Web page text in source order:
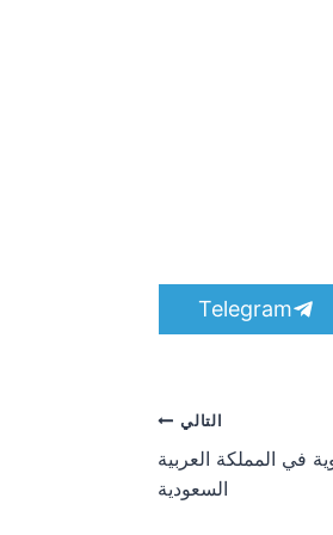
S
h
Telegram
التالي
في المملكة العربية
السعودية